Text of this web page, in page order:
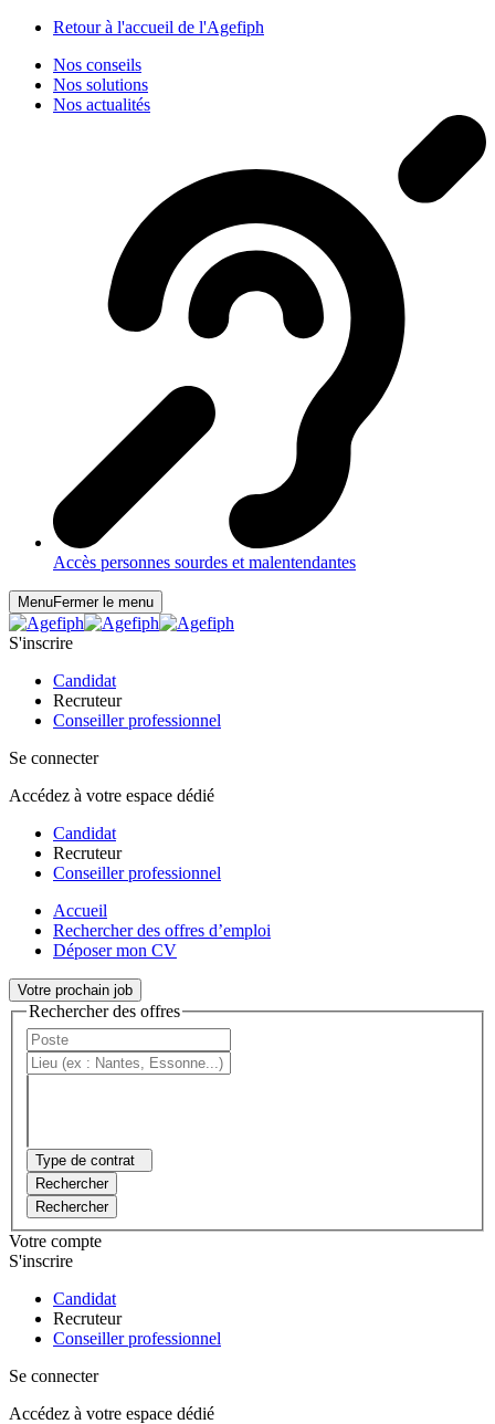
Retour à l'accueil de l'Agefiph
Nos conseils
Nos solutions
Nos actualités
Accès personnes sourdes et malentendantes
MenuFermer le menu
S'inscrire
Candidat
Recruteur
Conseiller professionnel
Se connecter
Accédez à votre espace dédié
Candidat
Recruteur
Conseiller professionnel
Accueil
Rechercher des offres d’emploi
Déposer mon CV
Votre prochain job
Rechercher des offres
Type de contrat
Rechercher
Rechercher
Votre compte
S'inscrire
Candidat
Recruteur
Conseiller professionnel
Se connecter
Accédez à votre espace dédié